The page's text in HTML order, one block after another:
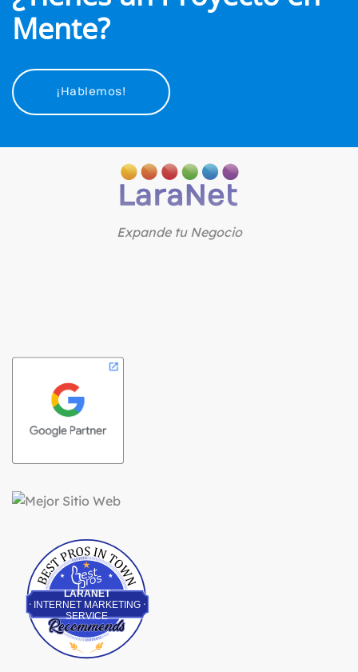
Mente?
¡Hablemos!
Expande tu Negocio
LARANET
INTERNET MARKETING
SERVICE
Best Pros In Town